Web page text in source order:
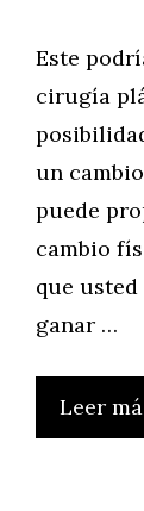
Este
cirugía
un
puede
cambio
que usted
ganar …
Leer